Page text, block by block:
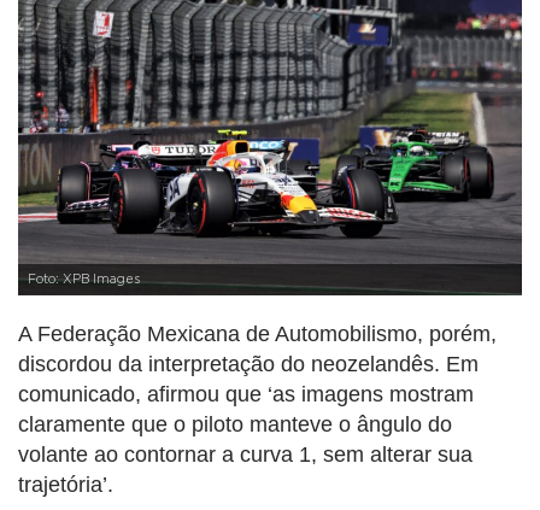
Foto: XPB Images
A Federação Mexicana de Automobilismo, porém,
discordou da interpretação do neozelandês. Em
comunicado, afirmou que ‘as imagens mostram
claramente que o piloto manteve o ângulo do
volante ao contornar a curva 1, sem alterar sua
trajetória’.